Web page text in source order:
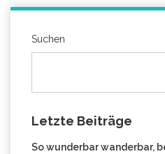
Suchen
Letzte Beiträge
So wunderbar wanderbar,